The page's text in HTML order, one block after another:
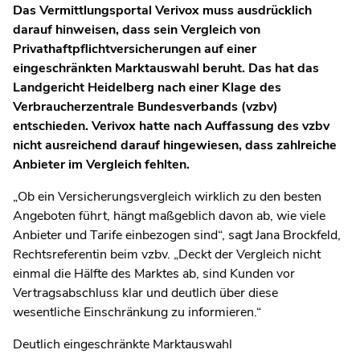
Das Vermittlungsportal Verivox muss ausdrücklich
darauf hinweisen, dass sein Vergleich von
Privathaftpflichtversicherungen auf einer
eingeschränkten Marktauswahl beruht. Das hat das
Landgericht Heidelberg nach einer Klage des
Verbraucherzentrale Bundesverbands (vzbv)
entschieden. Verivox hatte nach Auffassung des vzbv
nicht ausreichend darauf hingewiesen, dass zahlreiche
Anbieter im Vergleich fehlten.
„Ob ein Versicherungsvergleich wirklich zu den besten
Angeboten führt, hängt maßgeblich davon ab, wie viele
Anbieter und Tarife einbezogen sind“, sagt Jana Brockfeld,
Rechtsreferentin beim vzbv. „Deckt der Vergleich nicht
einmal die Hälfte des Marktes ab, sind Kunden vor
Vertragsabschluss klar und deutlich über diese
wesentliche Einschränkung zu informieren.“
Deutlich eingeschränkte Marktauswahl